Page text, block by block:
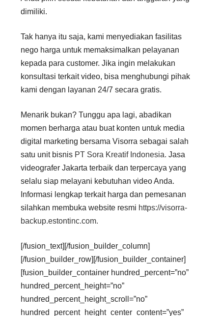
dimiliki.
Tak hanya itu saja, kami menyediakan fasilitas
nego harga untuk memaksimalkan pelayanan
kepada para customer. Jika ingin melakukan
konsultasi terkait video, bisa menghubungi pihak
kami dengan layanan 24/7 secara gratis.
Menarik bukan? Tunggu apa lagi, abadikan
momen berharga atau buat konten untuk media
digital marketing bersama Visorra sebagai salah
satu unit bisnisPT Sora Kreatif Indonesia. Jasa
videografer Jakarta terbaik dan terpercaya yang
selalu siap melayani kebutuhan video Anda.
Informasi lengkap terkait harga dan pemesanan
silahkan membuka website resmi https://visorra-
backup.estontinc.com.
[/fusion_text][/fusion_builder_column]
[/fusion_builder_row][/fusion_builder_container]
[fusion_builder_container hundred_percent=”no”
hundred_percent_height=”no”
hundred_percent_height_scroll=”no”
hundred_percent_height_center_content=”yes”